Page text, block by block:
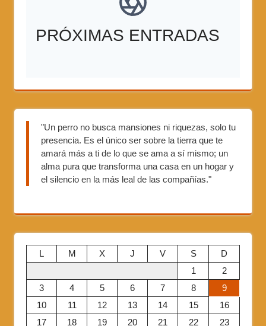
PRÓXIMAS ENTRADAS
"Un perro no busca mansiones ni riquezas, solo tu
presencia. Es el único ser sobre la tierra que te
amará más a ti de lo que se ama a sí mismo; un
alma pura que transforma una casa en un hogar y
el silencio en la más leal de las compañías."
L M X J V S
D
1
2
3
4 5 6 7 8
9
10
11 12 13 14 15
16
17
18 19 20 21 22 23